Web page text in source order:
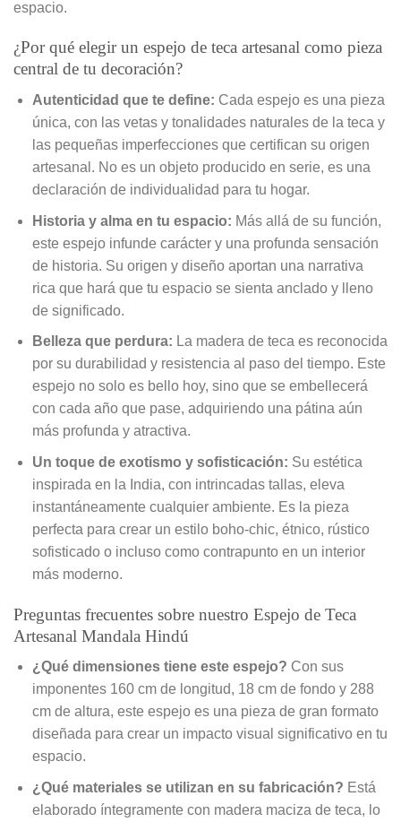
espacio.
¿Por qué elegir un espejo de teca artesanal como pieza
central de tu decoración?
Autenticidad que te define: Cada espejo es una pieza
única, con las vetas y tonalidades naturales de la teca y
las pequeñas imperfecciones que certifican su origen
artesanal. No es un objeto producido en serie, es una
declaración de individualidad para tu hogar.
Historia y alma en tu espacio: Más allá de su función,
este espejo infunde carácter y una profunda sensación
de historia. Su origen y diseño aportan una narrativa
rica que hará que tu espacio se sienta anclado y lleno
de significado.
Belleza que perdura: La madera de teca es reconocida
por su durabilidad y resistencia al paso del tiempo. Este
espejo no solo es bello hoy, sino que se embellecerá
con cada año que pase, adquiriendo una pátina aún
más profunda y atractiva.
Un toque de exotismo y sofisticación: Su estética
inspirada en la India, con intrincadas tallas, eleva
instantáneamente cualquier ambiente. Es la pieza
perfecta para crear un estilo boho-chic, étnico, rústico
sofisticado o incluso como contrapunto en un interior
más moderno.
Preguntas frecuentes sobre nuestro Espejo de Teca
Artesanal Mandala Hindú
¿Qué dimensiones tiene este espejo? Con sus
imponentes 160 cm de longitud, 18 cm de fondo y 288
cm de altura, este espejo es una pieza de gran formato
diseñada para crear un impacto visual significativo en tu
espacio.
¿Qué materiales se utilizan en su fabricación? Está
elaborado íntegramente con madera maciza de teca, lo